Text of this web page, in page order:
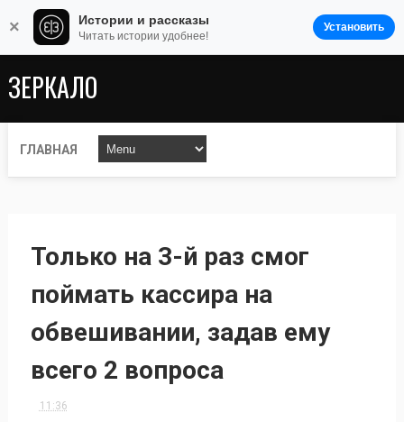
ЗЕРКАЛО
ГЛАВНАЯ
Только на 3-й раз смог
поймать кассира на
обвешивании, задав ему
всего 2 вопроса
11:36
× Истории и рассказы
Читать истории удобнее!
Установить